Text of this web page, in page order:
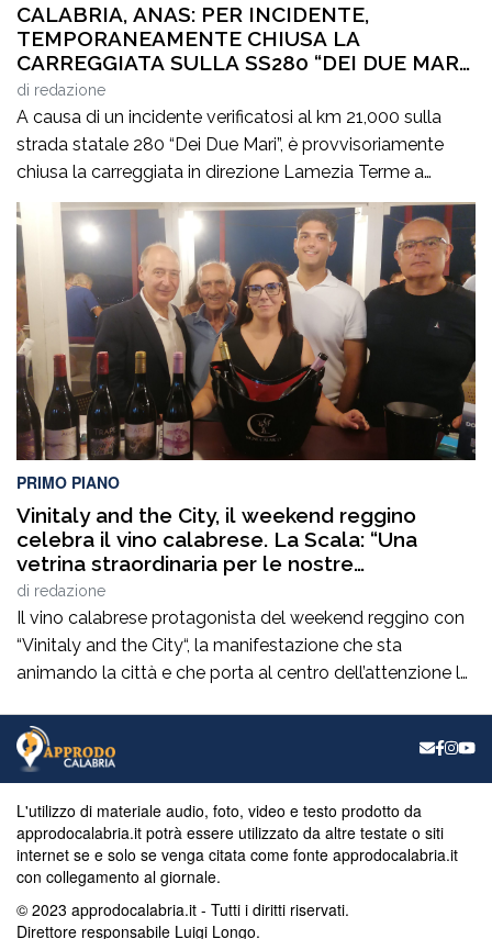
CALABRIA, ANAS: PER INCIDENTE,
TEMPORANEAMENTE CHIUSA LA
CARREGGIATA SULLA SS280 “DEI DUE MARI”,
IN DIREZIONE LAMEZIA TERME
di redazione
A causa di un incidente verificatosi al km 21,000 sulla
strada statale 280 “Dei Due Mari”, è provvisoriamente
chiusa la carreggiata in direzione Lamezia Terme a
Marcellinara (CZ). Il sinistro, le cui cause sono in corso di
accertamento, ha coinvolto un mezzo pesante e un
veicolo leggero provocando il ferimento di cinque
persone. Il traffico […]
PRIMO PIANO
Vinitaly and the City, il weekend reggino
celebra il vino calabrese. La Scala: “Una
vetrina straordinaria per le nostre
eccellenze”
di redazione
Il vino calabrese protagonista del weekend reggino con
“Vinitaly and the City“, la manifestazione che sta
animando la città e che porta al centro dell’attenzione le
che incrocia promozione, cultura, turismo e
valorizzazione delle produzioni locali e che raccoglie il
plauso del consigliere comunaleRocco La Scala. “È una
manifestazione […]
L'utilizzo di materiale audio, foto, video e testo prodotto da
approdocalabria.it potrà essere utilizzato da altre testate o siti
internet se e solo se venga citata come fonte approdocalabria.it
con collegamento al giornale.
© 2023 approdocalabria.it - Tutti i diritti riservati.
Direttore responsabile Luigi Longo.